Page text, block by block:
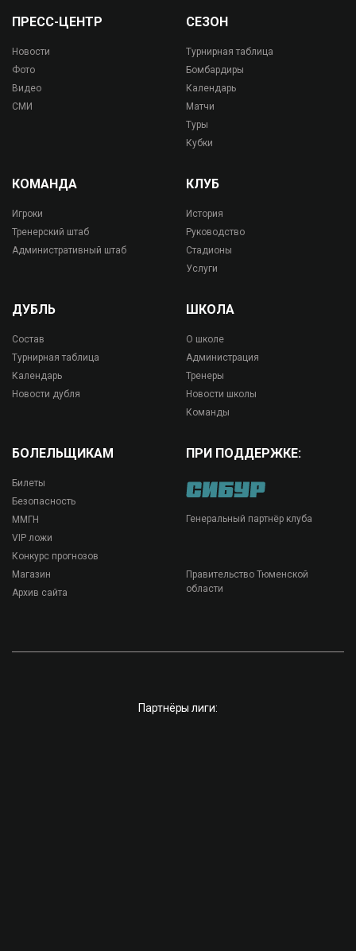
ПРЕСС-ЦЕНТР
Новости
Фото
Видео
СМИ
СЕЗОН
Турнирная таблица
Бомбардиры
Календарь
Матчи
Туры
Кубки
КОМАНДА
Игроки
Тренерский штаб
Административный штаб
КЛУБ
История
Руководство
Стадионы
Услуги
ДУБЛЬ
Состав
Турнирная таблица
Календарь
Новости дубля
ШКОЛА
О школе
Администрация
Тренеры
Новости школы
Команды
БОЛЕЛЬЩИКАМ
Билеты
Безопасность
ММГН
VIP ложи
Конкурс прогнозов
Магазин
Архив сайта
ПРИ ПОДДЕРЖКЕ:
Генеральный партнёр клуба
Правительство Тюменской
области
Партнёры лиги: